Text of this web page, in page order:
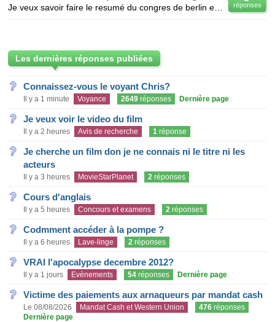
réponses
Les dernières réponses publiées
Connaissez-vous le voyant Chris?
Il y a 1 minute Voyance 2649 réponses Dernière page
Je veux voir le video du film
Il y a 2 heures Avis de recherche 1 réponse
Je cherche un film don je ne connais ni le titre ni les
acteurs
Il y a 3 heures MovieStarPlanet 2 réponses
Cours d'anglais
Il y a 5 heures Concours et examens 2 réponses
Codmment accéder à la pompe ?
Il y a 6 heures Lave-linge 2 réponses
VRAI l'apocalypse decembre 2012?
Il y a 1 jours Evènements 54 réponses Dernière page
Victime des paiements aux arnaqueurs par mandat cash
Le 08/08/2026 Mandat Cash et Western Union 476 réponses
Dernière page